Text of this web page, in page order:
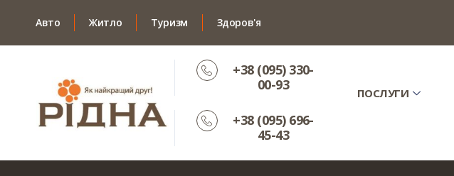
Авто Житло Туризм Здоров'я
+38 (095) 330-
00-93
+38 (095) 696-
45-43
ПОСЛУГИ